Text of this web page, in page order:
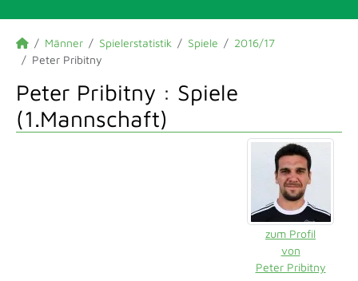
Männer Spielerstatistik Spiele
2016/17
Peter Pribitny
Peter Pribitny : Spiele
(1.Mannschaft)
zum Profil
von
Peter Pribitny